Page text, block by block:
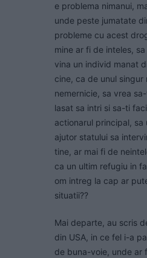
e problema nimanui,
unde peste jumatate
probleme cu acest
mine ar fi de inteles,
vina un individ manat
cine, ca de unul singur
nemernicie, sa vrea
lasat sa intri si sa-ti
actionarul principal, sa
ajutor statului sa
tine, ar mai fi de
ca un ultim refugiu in
om intreg la cap ar
situatii??
Mai departe, au scris
din USA, in ce fel i-a
de buna-voie, unde ar